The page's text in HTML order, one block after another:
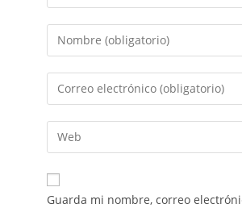
Guarda mi nombre, correo